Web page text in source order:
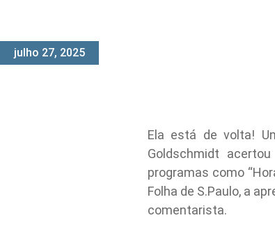
julho 27, 2025
Ela está de volta!
Goldschmidt
programas como
Folha de S.Paulo, a
comentarista.